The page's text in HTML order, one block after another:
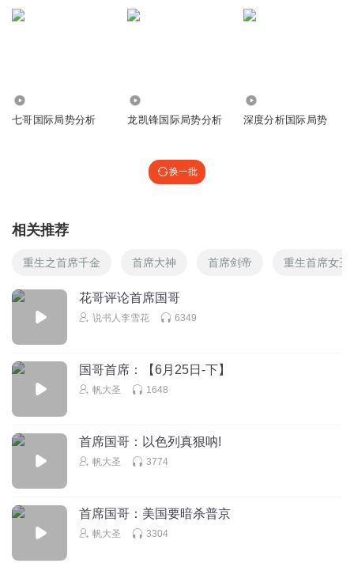
七哥国际局势分析 龙凯锋国际局势分析 深度分析国际局势
换一批
相关推荐
重生之首席千金 首席大神 首席剑帝 重生首席女王
花哥评论首席国哥
说书人李雪花 6349
国哥首席：【6月25日-下】
帆大圣 1648
首席国哥：以色列真狠呐!
帆大圣 3774
首席国哥：美国要暗杀普京
帆大圣 3304